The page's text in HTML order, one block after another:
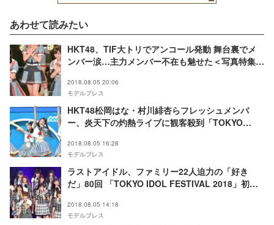
あわせて読みたい
HKT48、TIF大トリでアンコール発動 舞台裏でメ
ンバー涙…主力メンバー不在も魅せた＜写真特集／
2018.08.05 20:06
モデルプレス
HKT48松岡はな・村川緋杏らフレッシュメンバ
ー、炎天下の灼熱ライブに観客殺到「TOKYO
ト＞
2018.08.05 16:28
モデルプレス
ラストアイドル、ファミリー22人迫力の「好き
だ」80回 「TOKYO IDOL FESTIVAL 2018」初出
2018.08.05 14:18
モデルプレス